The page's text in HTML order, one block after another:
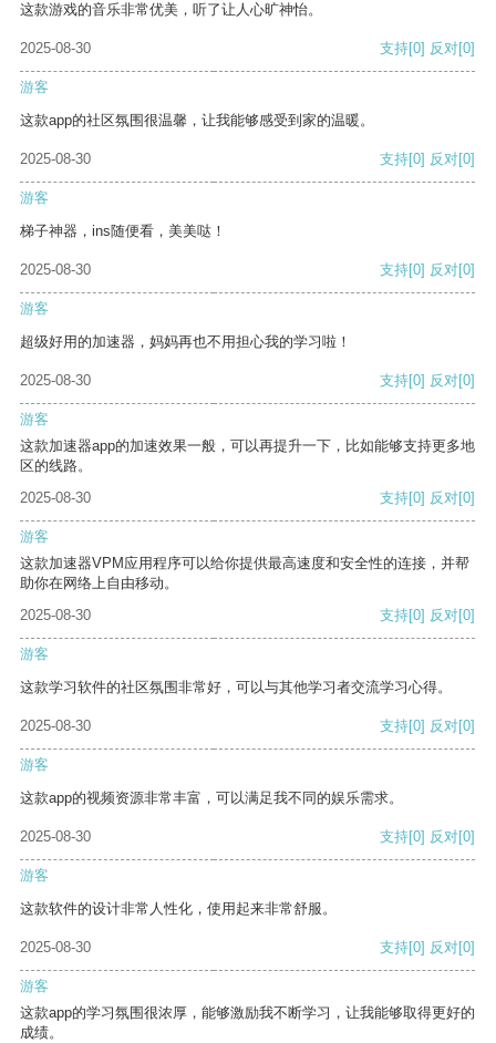
这款游戏的音乐非常优美，听了让人心旷神怡。
2025-08-30 支持[0] 反对[0]
游客
这款app的社区氛围很温馨，让我能够感受到家的温暖。
2025-08-30 支持[0] 反对[0]
游客
梯子神器，ins随便看，美美哒！
2025-08-30 支持[0] 反对[0]
游客
超级好用的加速器，妈妈再也不用担心我的学习啦！
2025-08-30 支持[0] 反对[0]
游客
这款加速器app的加速效果一般，可以再提升一下，比如能够支持更多地
区的线路。
2025-08-30
支持[0] 反对[0]
游客
这款加速器VPM应用程序可以给你提供最高速度和安全性的连接，并帮
助你在网络上自由移动。
2025-08-30
支持[0] 反对[0]
游客
这款学习软件的社区氛围非常好，可以与其他学习者交流学习心得。
2025-08-30 支持[0] 反对[0]
游客
这款app的视频资源非常丰富，可以满足我不同的娱乐需求。
2025-08-30 支持[0] 反对[0]
游客
这款软件的设计非常人性化，使用起来非常舒服。
2025-08-30 支持[0] 反对[0]
游客
这款app的学习氛围很浓厚，能够激励我不断学习，让我能够取得更好的
成绩。